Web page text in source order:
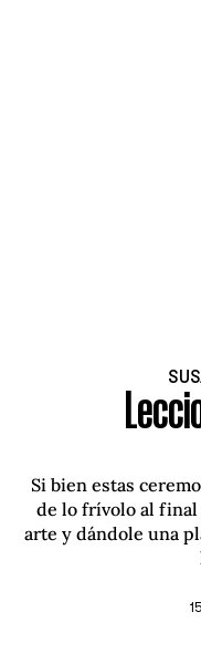
Si bien estas
de lo frívolo al final
arte y dándole una